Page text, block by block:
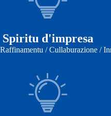
Spiritu d'impresa
/ Cullaburazione /